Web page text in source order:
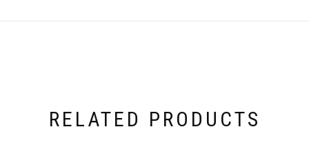
RELATED PRODUCTS